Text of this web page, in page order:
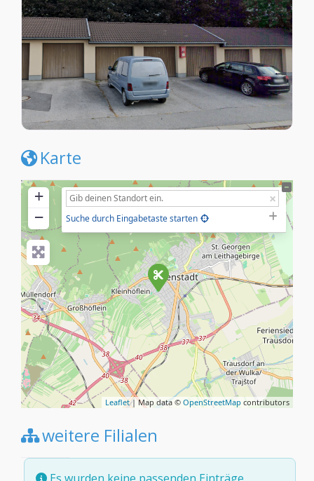
Karte
+
−
Suche durch Eingabetaste starten
Leaflet| Map data © OpenStreetMap contributors
weitere Filialen